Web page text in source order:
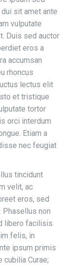
sit amet ante
vulputate
Duis sed auctor
eros a
accumsan
rhoncus
lectus elit
et tristique
tortor
orci interdum
Etiam a
nec feugiat
tincidunt
velit, ac
eros, sed
Phasellus non
libero facilisis
felis, in
ipsum primis
Curae;